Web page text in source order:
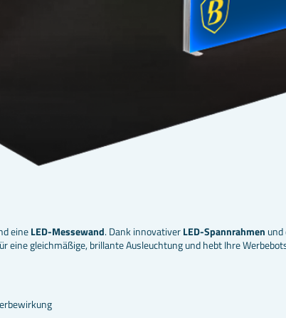
eineLED-Messewand. Dank innovativerLED-Spannrahmen
eine gleichmäßige, brillante Ausleuchtung und hebt Ihre